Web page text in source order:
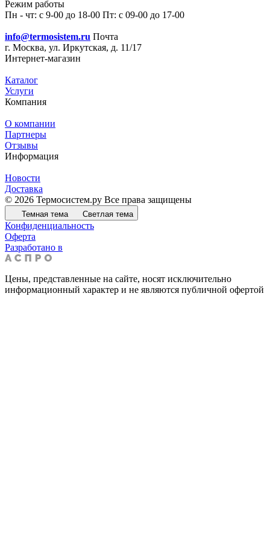
Режим работы
Пн - чт: с 9-00 до 18-00 Пт: с 09-00 до 17-00
info@termosistem.ru Почта
г. Москва, ул. Иркутская, д. 11/17
Интернет-магазин
Каталог
Услуги
Компания
О компании
Партнеры
Отзывы
Информация
Новости
Доставка
© 2026 Термосистем.ру Все права защищены
Темная тема Светлая тема
Конфиденциальность
Оферта
Разработано в
Цены, представленные на сайте, носят исключительно
информационный характер и не являются публичной офертой